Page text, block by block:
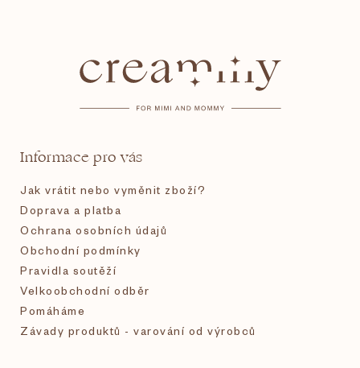
Informace pro vás
Jak vrátit nebo vyměnit zboží?
Doprava a platba
Ochrana osobních údajů
Obchodní podmínky
Pravidla soutěží
Velkoobchodní odběr
Pomáháme
Závady produktů - varování od výrobců